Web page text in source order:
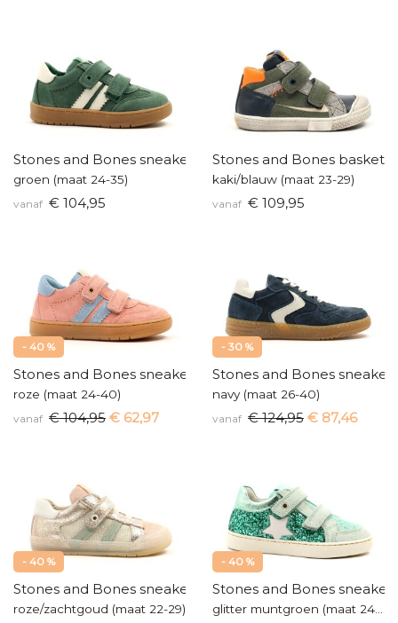
Stones and Bones sneakers
groen (maat 24-35)
vanaf € 104,95
Stones and Bones
kaki/blauw (maat 23-29)
vanaf € 109,95
- 40 %
Stones and Bones sneakers
roze (maat 24-40)
vanaf € 104,95 € 62,97
- 30 %
Stones and Bones sneakers
navy (maat 26-40)
vanaf € 124,95 € 87,46
- 40 %
Stones and Bones sneaker
roze/zachtgoud (maat 22-29)
- 40 %
Stones and Bones sneaker